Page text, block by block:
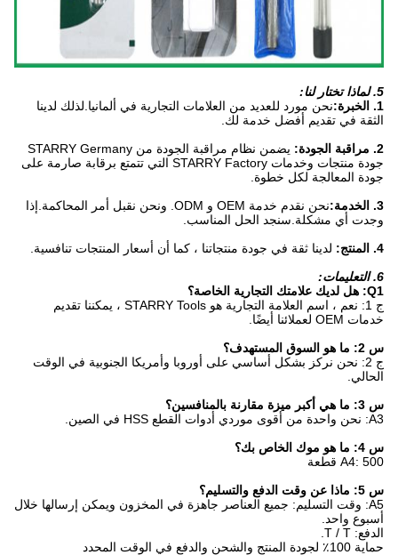
5. لماذا تختار لنا:
1. الخبرة:
نحن مورد للعديد من العلامات التجارية في ألمانيا.لذلك لدينا
الثقة في تقديم أفضل خدمة لك.
2. مراقبة الجودة:
يضمن نظام مراقبة الجودة من STARRY Germany
جودة منتجات وخدمات STARRY Factory التي تتمتع برقابة صارمة على
جودة المعالجة لكل خطوة.
3. الخدمة:
نحن نقدم خدمة OEM و ODM. ونحن نقبل أمر المحاكمة.إذا
وجدت أي مشكلة.سنجد الحل المناسب.
4. المنتج:
لدينا ثقة في جودة منتجاتنا ، كما أن أسعار المنتجات تنافسية.
6. التعليمات:
Q1: هل لديك علامتك التجارية الخاصة؟
ج 1: نعم ، اسم العلامة التجارية هو STARRY Tools ، يمكننا تقديم
خدمات OEM لعملائنا أيضًا.
س 2: ما هو السوق المستهدف؟
ج 2: نحن نركز بشكل أساسي على أوروبا وأمريكا الجنوبية في الوقت
الحالي.
س 3: ما هي أكبر ميزة مقارنة بالمنافسين؟
A3: نحن واحدة من أقوى موردي أدوات القطع HSS في الصين.
س 4: ما هو موك الخاص بك؟
A4: 500 قطعة
س 5: ماذا عن وقت الدفع والتسليم؟
A5: وقت التسليم: جميع العناصر جاهزة في المخزون ويمكن إرسالها خلال
أسبوع واحد.
الدفع: T / T.
حماية 100٪ لجودة المنتج والشحن والدفع في الوقت المحدد